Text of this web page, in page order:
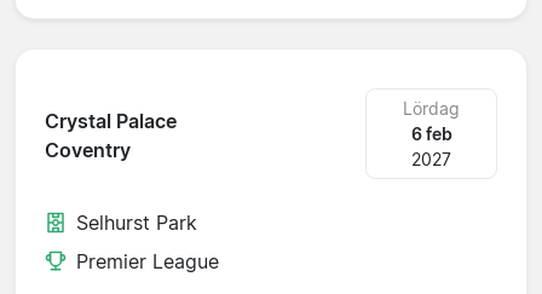
Crystal Palace
Coventry
Lördag
6 feb
2027
Selhurst Park
Premier League